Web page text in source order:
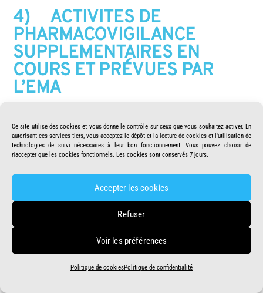
Ce site utilise des cookies et vous donne le contrôle sur ceux que vous souhaitez activer. En
autorisant ces services tiers, vous acceptez le dépôt et la lecture de cookies et l'utilisation de
technologies de suivi nécessaires à leur bon fonctionnement. Vous pouvez choisir de
n'accepter que les cookies fonctionnels. Les cookies sont conservés 7 jours.
Accepter les cookies
Refuser
Voir les préférences
Politique de cookiesPolitique de confidentialité
4) ACTIVITES DE
PHARMACOVIGILANCE
SUPPLEMENTAIRES EN
COURS ET PRÉVUES PAR
L’EMA
permettront de direSIle produit Comirnaty est efficace et
sans danger pourles femmes enceintes et allaitant, si ces
produits peuvent augmenter la maladie (au lieu de la
sujets est prévue en mars 2024 (page 105